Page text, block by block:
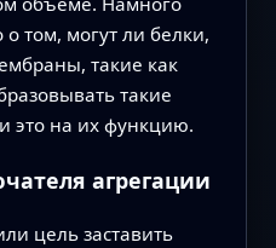
том, могут ли белки,
такие как
такие
это на их функцию.
агрегации
цель заставить